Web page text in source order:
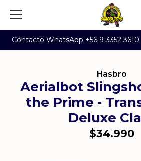
Contacto WhatsApp +56 9 3352
Hasbro
Aerialbot
the Prime -
Deluxe
$34.990